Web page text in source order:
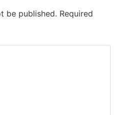
be published. Required